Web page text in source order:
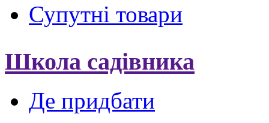
Супутні товари
Школа садівника
Де придбати